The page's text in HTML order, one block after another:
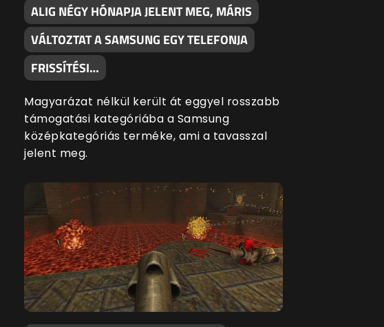
ALIG NÉGY HÓNAPJA JELENT MEG, MÁRIS
VÁLTOZTAT A SAMSUNG EGY TELEFONJA
FRISSÍTÉSI…
Magyarázat nélkül került át eggyel rosszabb
támogatási kategóriába a Samsung
középkategóriás terméke, ami a tavasszal
jelent meg.